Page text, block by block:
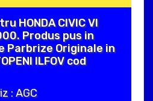
HONDA CIVIC VI
Produs pus in
Parbrize Originale in
ILFOV cod
: AGC